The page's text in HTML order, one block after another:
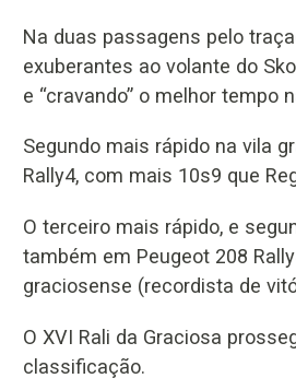
Na duas passagens pelo
exuberantes ao volante do
e “cravando” o melhor tempo
Segundo mais rápido na vila
Rally4, com mais 10s9 que
O terceiro mais rápido, e
também em Peugeot 208
graciosense (recordista de
O XVI Rali da Graciosa
classificação.